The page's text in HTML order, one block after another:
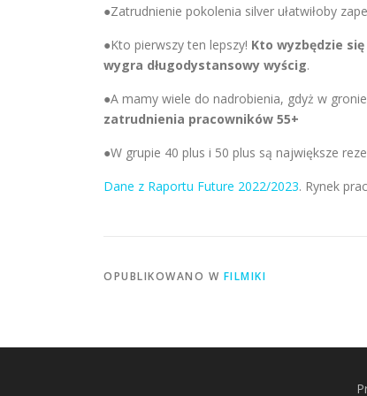
●Zatrudnienie pokolenia silver ułatwiłoby
●Kto pierwszy ten lepszy! Kto wyzbędzie
wygra długodystansowy wyścig.
●A mamy wiele do nadrobienia, gdyż w
zatrudnienia pracowników 55+
●W grupie 40 plus i 50 plus są największe
Dane z Raportu Future 2022/2023. Rynek
OPUBLIKOWANO W FILMIKI